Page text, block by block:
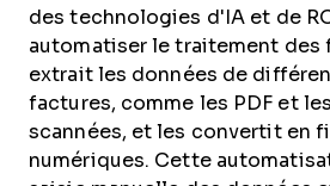
des technologies d'IA et de
automatiser le traitement des
extrait les données de
factures, comme les PDF et
scannées, et les convertit en
numériques. Cette